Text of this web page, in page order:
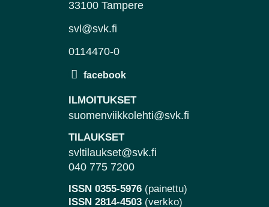
33100 Tampere
svl@svk.fi
0114470-0
ILMOITUKSET
suomenviikkolehti@svk.fi
TILAUKSET
svltilaukset@svk.fi
040 775 7200
ISSN 0355-5976 (painettu)
ISSN 2814-4503 (verkko)